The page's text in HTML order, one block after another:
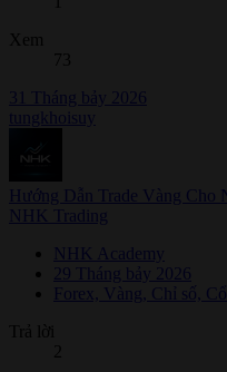
Xem
73
31 Tháng bảy 2026
tungkhoisuy
Hướng Dẫn Trade Vàng
NHK Trading
NHK Academy
29 Tháng bảy 2026
Forex, Vàng, Chỉ số,
Trả lời